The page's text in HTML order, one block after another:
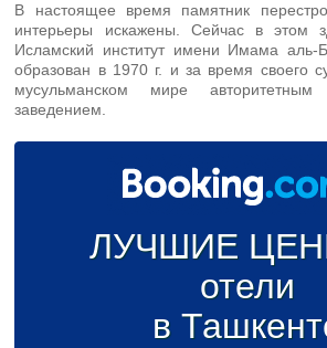
В настоящее время памятник
интерьеры искажены. Сейчас в этом
Исламский институт имени Имама аль-
образован в 1970 г. и за время своего
мусульманском мире
заведением.
ЛУЧШИЕ
отели
в